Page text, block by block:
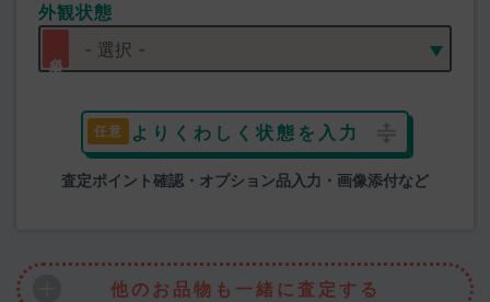
外観状態
よりくわしく状態を入力
査定ポイント確認・オプション品入力・画像添付など
他のお品物も一緒に査定する